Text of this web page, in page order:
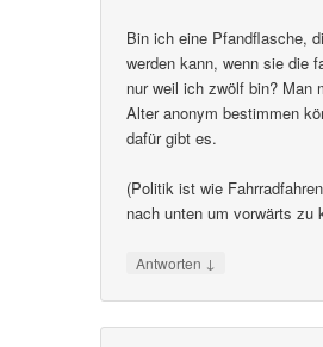
Bin ich eine Pfandflasche,
werden kann, wenn sie die
nur weil ich zwölf bin? Man
Alter anonym bestimmen
dafür gibt es.
(Politik ist wie
nach unten um vorwärts zu
Antworten ↓